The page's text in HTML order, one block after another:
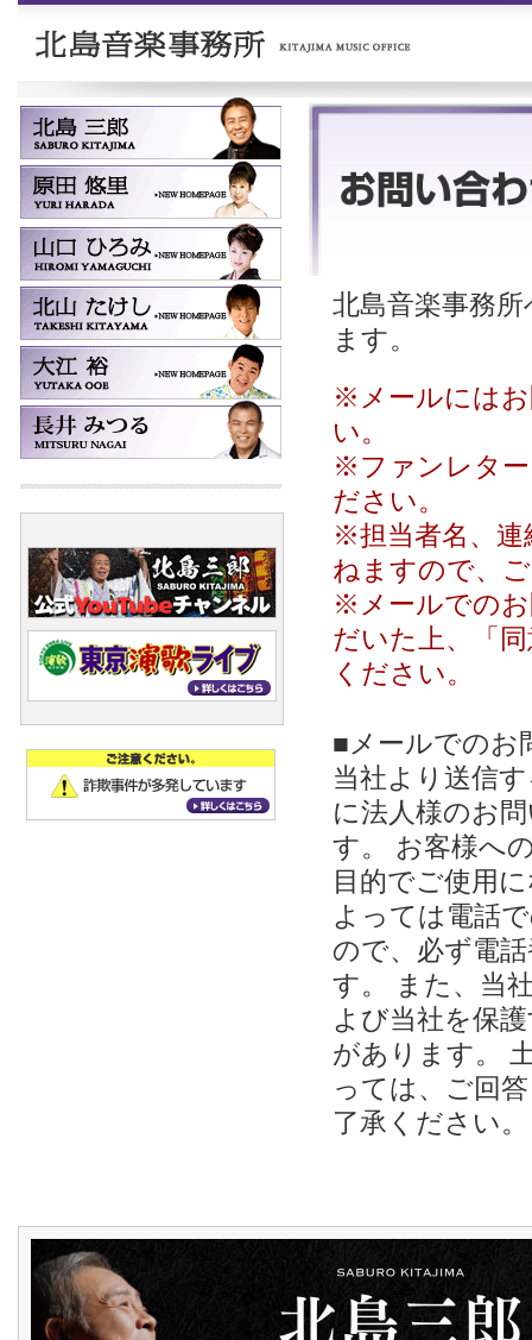
北島音楽事務
ます。
※メールにはお
い。
※ファンレター
ださい。
※担当者名、連
ねますので、
※メールでのお
だいた上、「
ください。
■メールでのお
当社より送信
に法人様のお
す。 お客様へ
目的でご使用
よっては電話
ので、必ず電
す。 また、当
よび当社を保
があります。
っては、ご回
了承ください。